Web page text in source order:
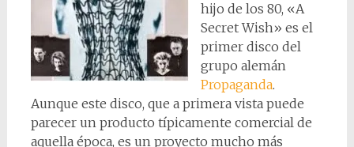
hijo de los 80, «A
Secret Wish» es el
primer disco del
grupo alemán
Propaganda.
Aunque este disco, que a primera vista puede
parecer un producto típicamente comercial de
aquella época, es un proyecto mucho más